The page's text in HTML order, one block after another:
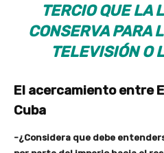
TERCIO QUE LA
CONSERVA PARA
TELEVISIÓN O
El acercamiento entre
Cuba
-¿Considera que debe